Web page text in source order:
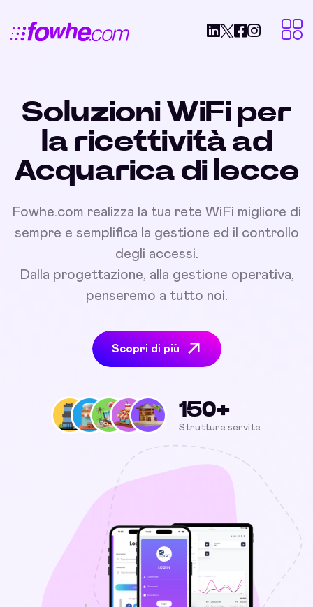
Soluzioni WiFi per
la ricettività ad
Acquarica di lecce
Fowhe.com realizza la tua rete WiFi migliore di
sempre e semplifica la gestione ed il controllo
degli accessi.
Dalla progettazione, alla gestione operativa,
penseremo a tutto noi.
Scopri di più
150+
Strutture servite